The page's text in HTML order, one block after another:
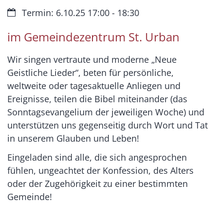
Datum:Termin: 6.10.25 17:00 - 18:30
im Gemeindezentrum St. Urban
Wir singen vertraute und moderne „Neue
Geistliche Lieder“, beten für persönliche,
weltweite oder tagesaktuelle Anliegen und
Ereignisse, teilen die Bibel miteinander (das
Sonntagsevangelium der jeweiligen Woche) und
unterstützen uns gegenseitig durch Wort und Tat
in unserem Glauben und Leben!
Eingeladen sind alle, die sich angesprochen
fühlen, ungeachtet der Konfession, des Alters
oder der Zugehörigkeit zu einer bestimmten
Gemeinde!